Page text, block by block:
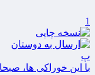
1
پ
با این خوراکی ها،